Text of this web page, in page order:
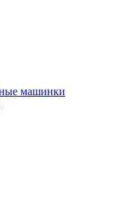
машинки